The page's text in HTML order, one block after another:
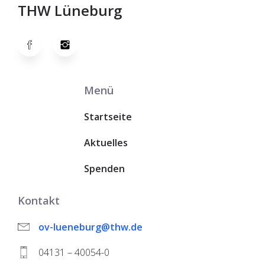
THW Lüneburg
Menü
Startseite
Aktuelles
Spenden
Kontakt
ov-lueneburg@thw.de
04131 – 40054-0